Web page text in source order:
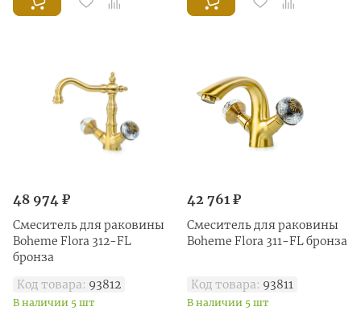
48 974 ₽
Смеситель для раковины
Boheme Flora 312-FL
бронза
Код товара: 93812
В наличии 5 шт
42 761 ₽
Смеситель для раковины
Boheme Flora 311-FL бронза
Код товара: 93811
В наличии 5 шт